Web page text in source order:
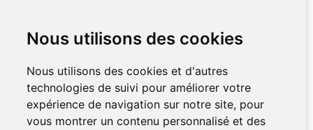
Nous utilisons des cookies
Nous utilisons des cookies et d'autres
technologies de suivi pour améliorer votre
expérience de navigation sur notre site, pour
vous montrer un contenu personnalisé et des